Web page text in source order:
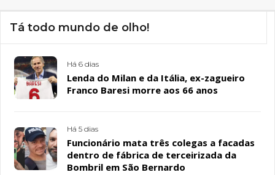
Tá todo mundo de olho!
Há 6 dias
Lenda do Milan e da Itália, ex-zagueiro
Franco Baresi morre aos 66 anos
Há 5 dias
Funcionário mata três colegas a facadas
dentro de fábrica de terceirizada da
Bombril em São Bernardo